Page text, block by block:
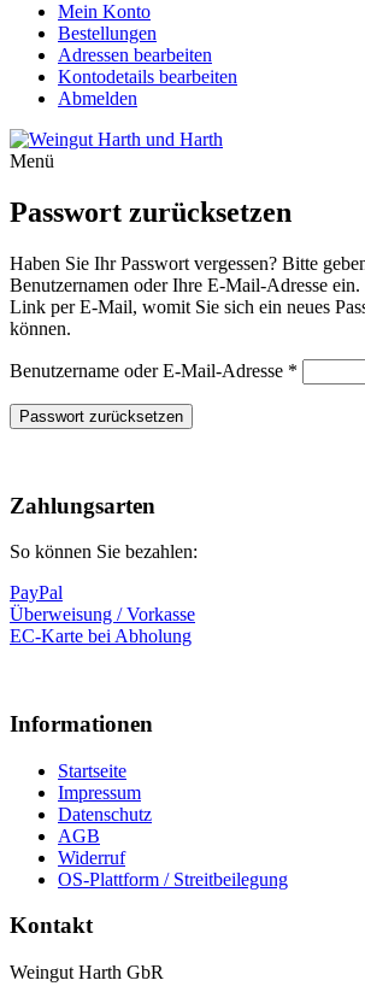
Mein Konto
Bestellungen
Adressen bearbeiten
Kontodetails bearbeiten
Abmelden
Menü
Passwort zurücksetzen
Haben Sie Ihr Passwort vergessen? Bitte
Benutzernamen oder Ihre E-Mail-Adresse ein.
Link per E-Mail, womit Sie sich ein neues
können.
Benutzername oder E-Mail-Adresse *
Passwort zurücksetzen
Zahlungsarten
So können Sie bezahlen:
PayPal
Überweisung / Vorkasse
EC-Karte bei Abholung
Informationen
Startseite
Impressum
Datenschutz
AGB
Widerruf
OS-Plattform / Streitbeilegung
Kontakt
Weingut Harth GbR